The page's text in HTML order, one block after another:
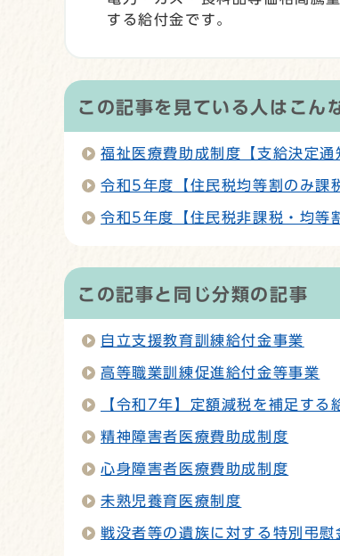
する給付金です。
この記事を見ている人はこん
福祉医療費助成制度【支給決定通
令和5年度【住民税均等割のみ課
令和5年度【住民税非課税・均等
この記事と同じ分類の記事
自立支援教育訓練給付金事業
高等職業訓練促進給付金等事業
【令和7年】定額減税を補足す
精神障害者医療費助成制度
心身障害者医療費助成制度
未熟児養育医療制度
戦没者等の遺族に対する特別弔慰